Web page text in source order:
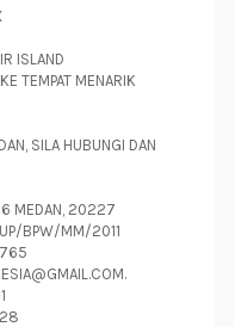
ISLAND
TEMPAT MENARIK
SILA HUBUNGI DAN
MEDAN, 20227
BPW/MM/2011